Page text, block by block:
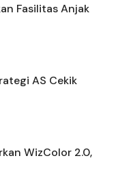
Fasilitas Anjak
AS Cekik
WizColor 2.0,